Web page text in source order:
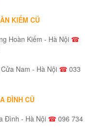
KIẾM CŨ
Hoàn Kiếm - Hà Nội ☎
Nam - Hà Nội ☎ 033
ĐÌNH CŨ
Đình - Hà Nội ☎ 096 734